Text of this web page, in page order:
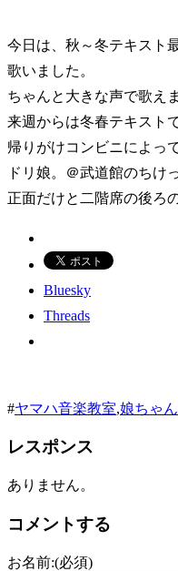
今日は、秋～冬テキスト
歌いました。
ちゃんと大きな声で歌え
来週からは冬春テキストで
帰りがけコンビニによっ
ドリ娘。＠武道館のちけ
正面だけと二階席の後ろ
Bluesky
Threads
#ヤマハ音楽教室,娘ちゃん
レスポンス
ありません。
コメントする
お名前:(必須)